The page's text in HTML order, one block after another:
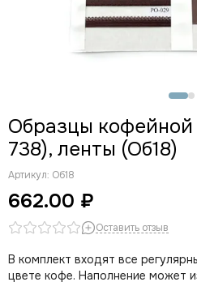
Образцы кофейной
738), ленты (Об18)
Артикул: Об18
662.00 ₽
Оставить отзыв
В комплект входят все
цвете кофе. Наполнение может